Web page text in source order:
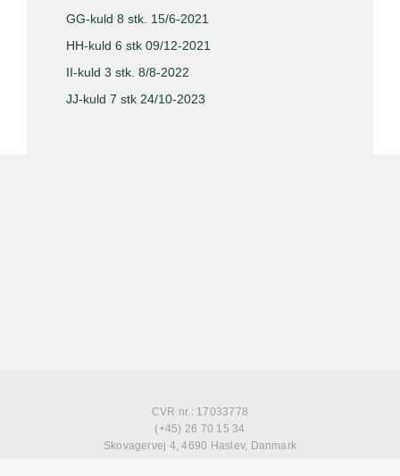
GG-kuld 8 stk. 15/6-2021
HH-kuld 6 stk 09/12-2021
II-kuld 3 stk. 8/8-2022
JJ-kuld 7 stk 24/10-2023
CVR nr.: 17033778
(+45) 26 70 15 34
Skovagervej 4, 4690 Haslev, Danmark